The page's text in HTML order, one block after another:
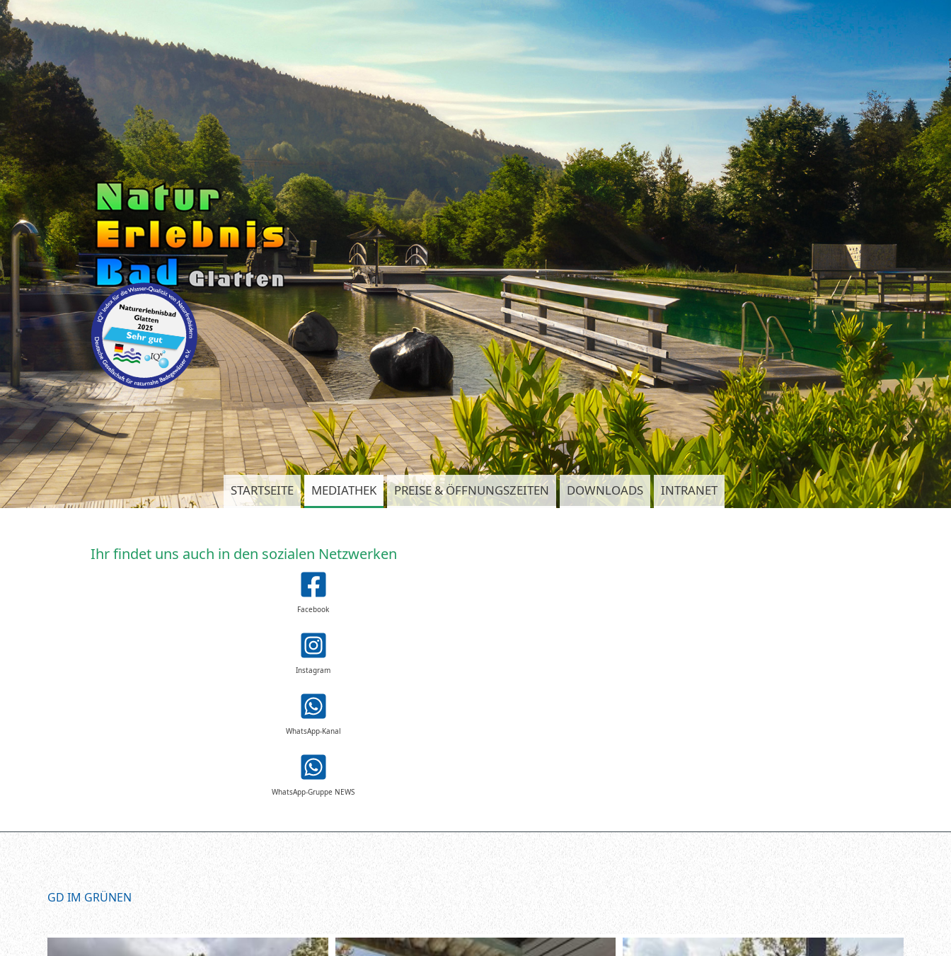
STARTSEITE MEDIATHEK PREISE & ÖFFNUNGSZEITEN DOWNLOADS INTRANET
Ihr findet uns auch in den sozialen Netzwerken
Facebook
Instagram
WhatsApp-Kanal
WhatsApp-Gruppe NEWS
GD IM GRÜNEN